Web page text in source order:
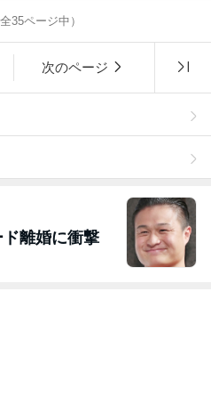
35ページ中）
次のページ
離婚に衝撃